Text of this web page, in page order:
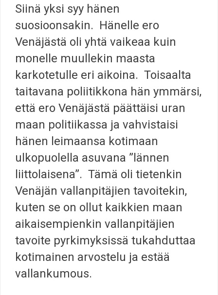
Siinä yksi syy hänen
suosioonsakin. Hänelle ero
Venäjästä oli yhtä vaikeaa kuin
monelle muullekin maasta
karkotetulle eri aikoina. Toisaalta
taitavana poliitikkona hän ymmärsi,
että ero Venäjästä päättäisi uran
maan politiikassa ja vahvistaisi
hänen leimaansa kotimaan
ulkopuolella asuvana ”lännen
liittolaisena”. Tämä oli tietenkin
Venäjän vallanpitäjien tavoitekin,
kuten se on ollut kaikkien maan
aikaisempienkin vallanpitäjien
tavoite pyrkimyksissä tukahduttaa
kotimainen arvostelu ja estää
vallankumous.